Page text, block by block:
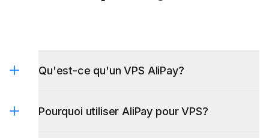
Qu'est-ce qu'un VPS AliPay?
Pourquoi utiliser AliPay pour VPS?